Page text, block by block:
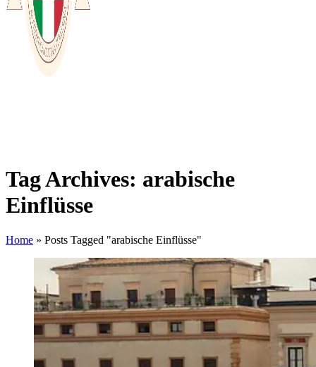
Tag Archives: arabische
Einflüsse
Home » Posts Tagged "arabische Einflüsse"